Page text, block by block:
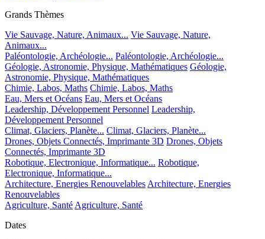
Grands Thèmes
Vie Sauvage, Nature, Animaux... Vie Sauvage, Nature,
Animaux...
Paléontologie, Archéologie... Paléontologie, Archéologie...
Géologie, Astronomie, Physique, Mathématiques Géologie,
Astronomie, Physique, Mathématiques
Chimie, Labos, Maths Chimie, Labos, Maths
Eau, Mers et Océans Eau, Mers et Océans
Leadership, Développement Personnel Leadership,
Développement Personnel
Climat, Glaciers, Planète... Climat, Glaciers, Planète...
Drones, Objets Connectés, Imprimante 3D Drones, Objets
Connectés, Imprimante 3D
Robotique, Electronique, Informatique... Robotique,
Electronique, Informatique...
Architecture, Energies Renouvelables Architecture, Energies
Renouvelables
Agriculture, Santé Agriculture, Santé
Dates